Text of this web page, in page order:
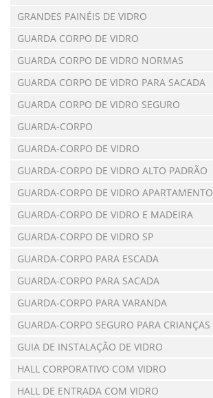
GRANDES PAINÉIS DE VIDRO
GUARDA CORPO DE VIDRO
GUARDA CORPO DE VIDRO NORMAS
GUARDA CORPO DE VIDRO PARA SACADA
GUARDA CORPO DE VIDRO SEGURO
GUARDA-CORPO
GUARDA-CORPO DE VIDRO
GUARDA-CORPO DE VIDRO ALTO PADRÃO
GUARDA-CORPO DE VIDRO APARTAMENTO
GUARDA-CORPO DE VIDRO E MADEIRA
GUARDA-CORPO DE VIDRO SP
GUARDA-CORPO PARA ESCADA
GUARDA-CORPO PARA SACADA
GUARDA-CORPO PARA VARANDA
GUARDA-CORPO SEGURO PARA CRIANÇAS
GUIA DE INSTALAÇÃO DE VIDRO
HALL CORPORATIVO COM VIDRO
HALL DE ENTRADA COM VIDRO